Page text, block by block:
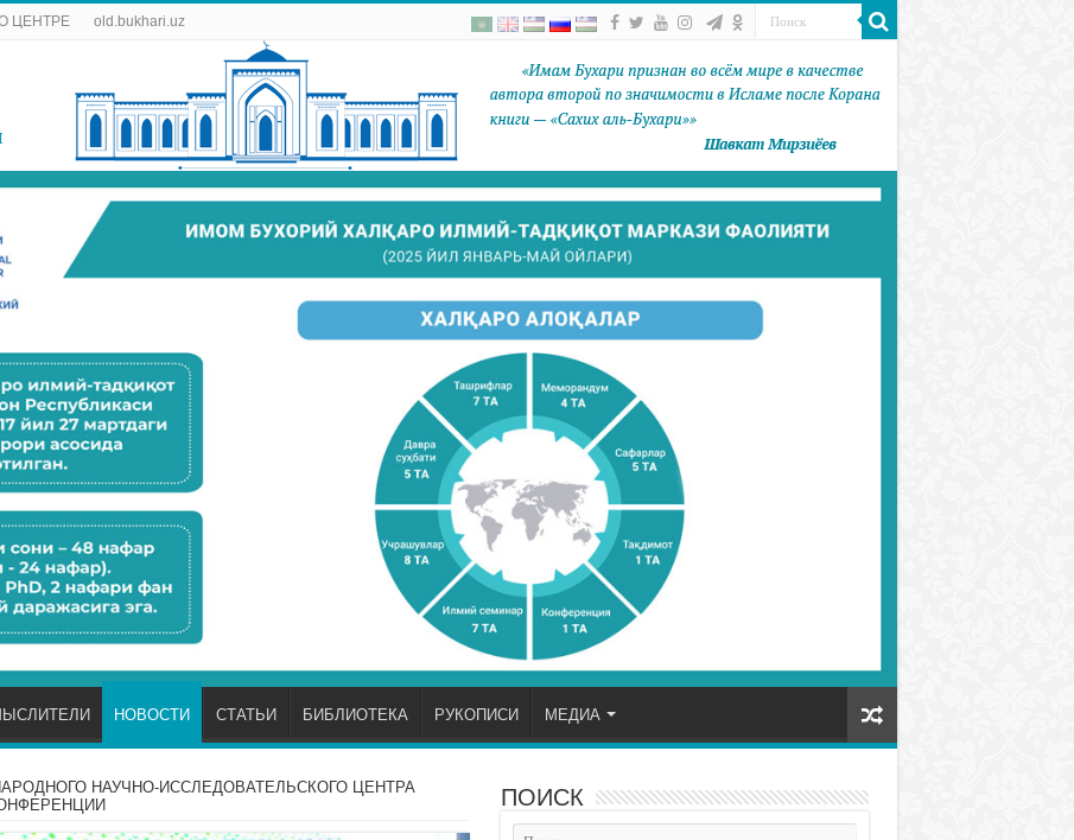
ЦЕНТРЕ old.bukhari.uz
НОВОСТИ СТАТЬИ БИБЛИОТЕКА РУКОПИСИ МЕДИА
НАУЧНО-ИССЛЕДОВАТЕЛЬСКОГО ЦЕНТРА
ПОИСК